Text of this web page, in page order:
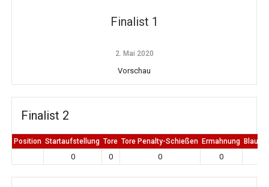
Finalist 1
2. Mai 2020
Vorschau
Finalist 2
Position Startaufstellung Tore Tore Penalty-Schießen Ermahnung Blaue
0 0 0 0